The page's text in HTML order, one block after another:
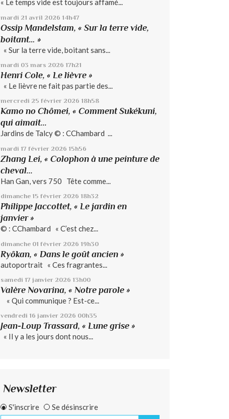
« Le temps vide est toujours affamé...
mardi 21 avril 2026 14h47
Ossip Mandelstam, « Sur la terre vide,
boitant… »
« Sur la terre vide, boitant sans...
mardi 03 mars 2026 17h21
Henri Cole, « Le lièvre »
« Le lièvre ne fait pas partie des...
mercredi 25 février 2026 18h58
Kamo no Chômei, « Comment Sukékuni,
qui aimait...
Jardins de Talcy © : CChambard ...
mardi 17 février 2026 15h56
Zhang Lei, « Colophon à une peinture de
cheval...
Han Gan, vers 750 Tête comme...
dimanche 15 février 2026 18h32
Philippe Jaccottet, « Le jardin en
janvier »
© : CChambard « C’est chez...
dimanche 01 février 2026 19h30
Ryôkan, « Dans le goût ancien »
autoportrait « Ces fragrantes...
samedi 17 janvier 2026 13h00
Valère Novarina, « Notre parole »
« Qui communique ? Est-ce...
vendredi 16 janvier 2026 00h35
Jean-Loup Trassard, « Lune grise »
« Il y a les jours dont nous...
Newsletter
S'inscrire Se désinscrire